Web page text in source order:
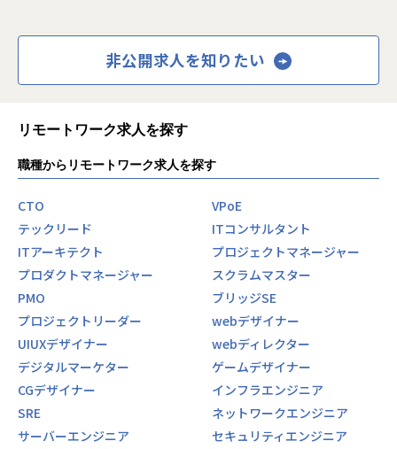
非公開求人を知りたい
リモートワーク求人を探す
職種からリモートワーク求人を探す
CTO
VPoE
テックリード
ITコンサルタント
ITアーキテクト
プロジェクトマネージャー
プロダクトマネージャー
スクラムマスター
PMO
ブリッジSE
プロジェクトリーダー
webデザイナー
UIUXデザイナー
webディレクター
デジタルマーケター
ゲームデザイナー
CGデザイナー
インフラエンジニア
SRE
ネットワークエンジニア
サーバーエンジニア
セキュリティエンジニア